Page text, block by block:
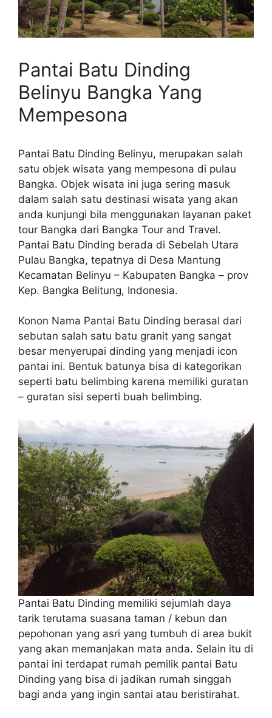
Pantai Batu Dinding
Belinyu Bangka Yang
Mempesona
Pantai Batu Dinding Belinyu, merupakan salah
satu objek wisata yang mempesona di pulau
Bangka. Objek wisata ini juga sering masuk
dalam salah satu destinasi wisata yang akan
anda kunjungi bila menggunakan layanan paket
tour Bangka dari Bangka Tour and Travel.
Pantai Batu Dinding berada di Sebelah Utara
Pulau Bangka, tepatnya di Desa Mantung
Kecamatan Belinyu – Kabupaten Bangka – prov
Kep. Bangka Belitung, Indonesia.
Konon Nama Pantai Batu Dinding berasal dari
sebutan salah satu batu granit yang sangat
besar menyerupai dinding yang menjadi icon
pantai ini. Bentuk batunya bisa di kategorikan
seperti batu belimbing karena memiliki guratan
– guratan sisi seperti buah belimbing.
Pantai Batu Dinding memiliki sejumlah daya
tarik terutama suasana taman / kebun dan
pepohonan yang asri yang tumbuh di area bukit
yang akan memanjakan mata anda. Selain itu di
pantai ini terdapat rumah pemilik pantai Batu
Dinding yang bisa di jadikan rumah singgah
bagi anda yang ingin santai atau beristirahat.